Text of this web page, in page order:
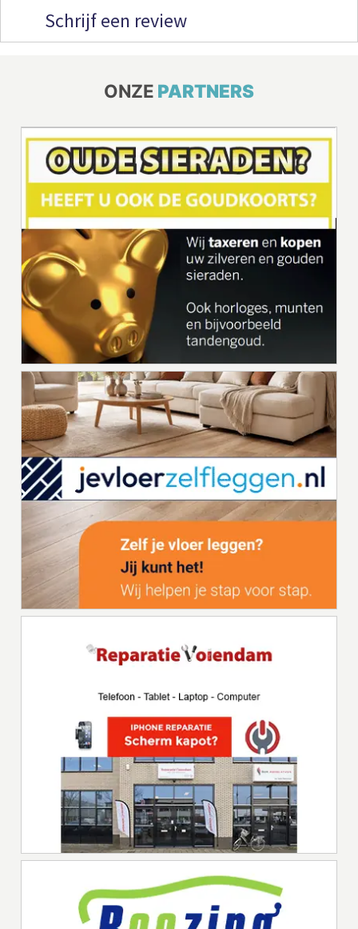
Schrijf een review
ONZE PARTNERS